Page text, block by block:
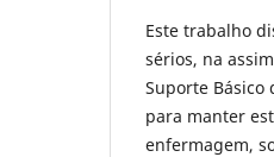
Este trabalho
sérios, na
Suporte Básico
para manter
enfermagem,